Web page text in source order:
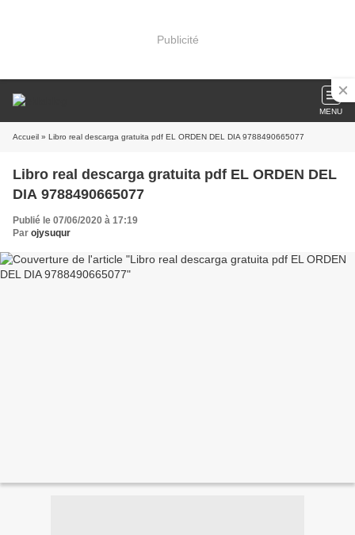
Publicité
MENU
Accueil » Libro real descarga gratuita pdf EL ORDEN DEL DIA 9788490665077
Libro real descarga gratuita pdf EL ORDEN DEL
DIA 9788490665077
Publié le 07/06/2020 à 17:19
Par ojysuqur